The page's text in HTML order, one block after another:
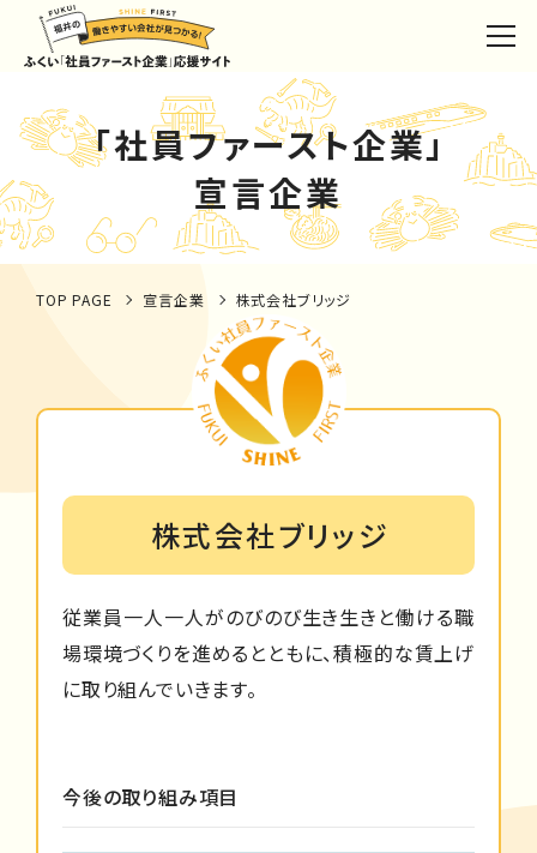
「社員ファースト企業」
宣言企業
TOP PAGE 宣言企業 株式会社ブリッジ
株式会社ブリッジ
従業員一人一人がのびのび生き生きと働ける職
場環境づくりを進めるとともに、積極的な賃上げ
に取り組んでいきます。
今後の取り組み項目